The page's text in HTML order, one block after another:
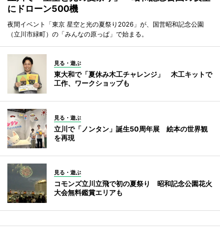
にドローン500機
夜間イベント「東京 星空と光の夏祭り2026」が、国営昭和記念公園
（立川市緑町）の「みんなの原っぱ」で始まる。
見る・遊ぶ
東大和で「夏休み木工チャレンジ」 木工キットで
工作、ワークショップも
見る・遊ぶ
立川で「ノンタン」誕生50周年展 絵本の世界観
を再現
見る・遊ぶ
コモンズ立川立飛で初の夏祭り 昭和記念公園花火
大会無料鑑賞エリアも